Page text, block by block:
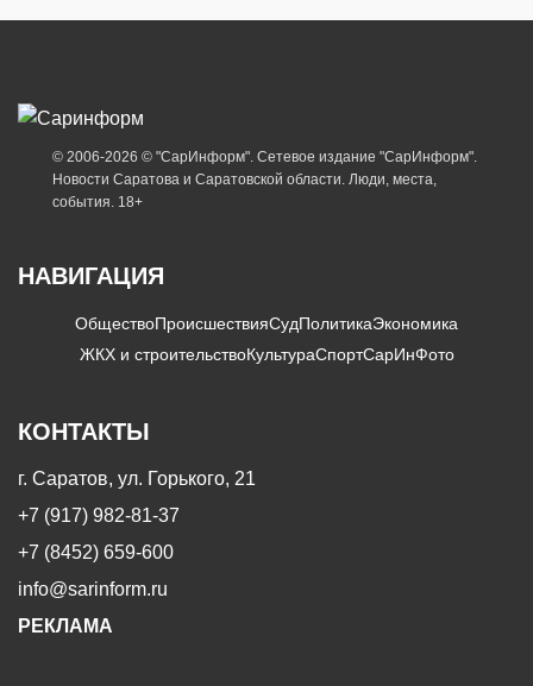
© 2006-2026 © "СарИнформ". Сетевое издание "СарИнформ".
Новости Саратова и Саратовской области. Люди, места,
события. 18+
НАВИГАЦИЯ
ОбществоПроисшествияСудПолитикаЭкономика
ЖКХ и строительствоКультураСпортСарИнФото
КОНТАКТЫ
г. Саратов, ул. Горького, 21
+7 (917) 982-81-37
+7 (8452) 659-600
info@sarinform.ru
РЕКЛАМА